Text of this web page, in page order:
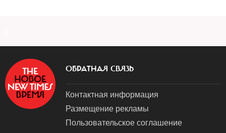
ОБРАТНАЯ СВЯЗЬ
Контактная информация
Размещение рекламы
Пользовательское соглашение